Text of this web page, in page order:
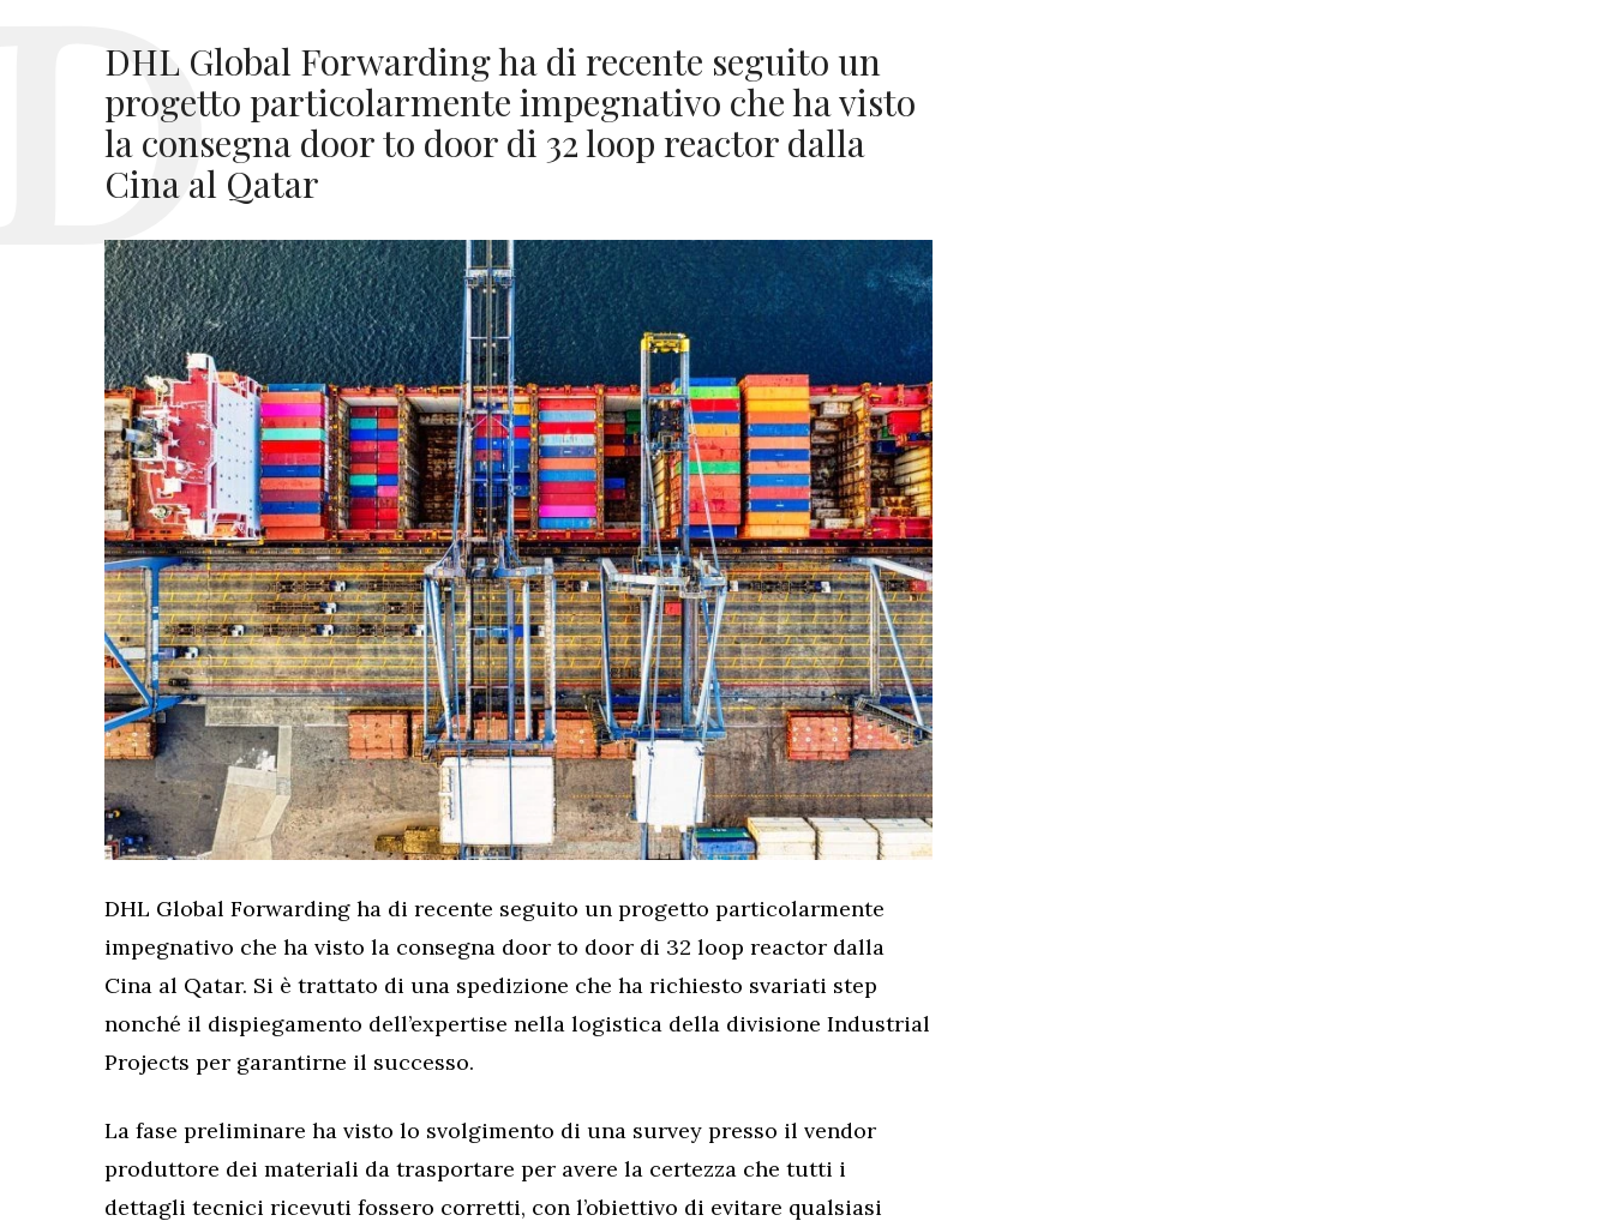
DHL Global Forwarding ha di recente seguito un
progetto particolarmente impegnativo che ha visto
la consegna door to door di 32 loop reactor dalla
Cina al Qatar
DHL Global Forwarding ha di recente seguito un progetto particolarmente
impegnativo che ha visto la consegna door to door di 32 loop reactor dalla
Cina al Qatar. Si è trattato di una spedizione che ha richiesto svariati step
nonché il dispiegamento dell’expertise nella logistica della divisione Industrial
Projects per garantirne il successo.
La fase preliminare ha visto lo svolgimento di una survey presso il vendor
produttore dei materiali da trasportare per avere la certezza che tutti i
dettagli tecnici ricevuti fossero corretti, con l’obiettivo di evitare qualsiasi